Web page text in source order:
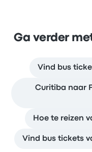
Ga verder
Vind bus
Curitiba naar
Hoe te reizen
Vind bus tickets